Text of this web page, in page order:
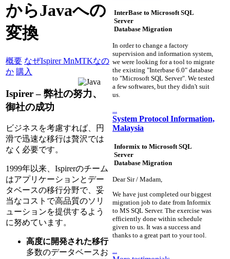
からJavaへの
変換
概要 なぜIspirer MnMTKなの
か 購入
Ispirer – 弊社の努力、
御社の成功
ビジネスを考慮すれば、円
滑で迅速な移行は贅沢では
なく必要です。
1999年以来、Ispirerのチーム
はアプリケーションとデー
タベースの移行分野で、妥
当なコストで高品質のソリ
ューションを提供するよう
に努めています。
高度に開発された移行
多数のデータベースお
InterBase to Microsoft SQL
Server
Database Migration
In order to change a factory
supervision and information system,
we were looking for a tool to migrate
the existing "Interbase 6.0" database
to "Microsoft SQL Server". We tested
a few softwares, but they didn't suit
us.
System Protocol Information,
Malaysia
Informix to Microsoft SQL
Server
Database Migration
Dear Sir / Madam,
We have just completed our biggest
migration job to date from Informix
to MS SQL Server. The exercise was
efficiently done within schedule
given to us. It was a success and
thanks to a great part to your tool.